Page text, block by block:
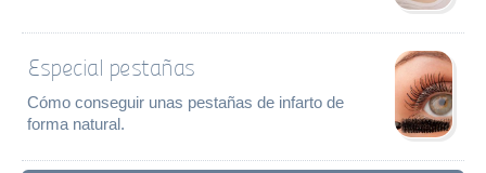
Especial pestañas
Cómo conseguir unas pestañas de infarto de
forma natural.